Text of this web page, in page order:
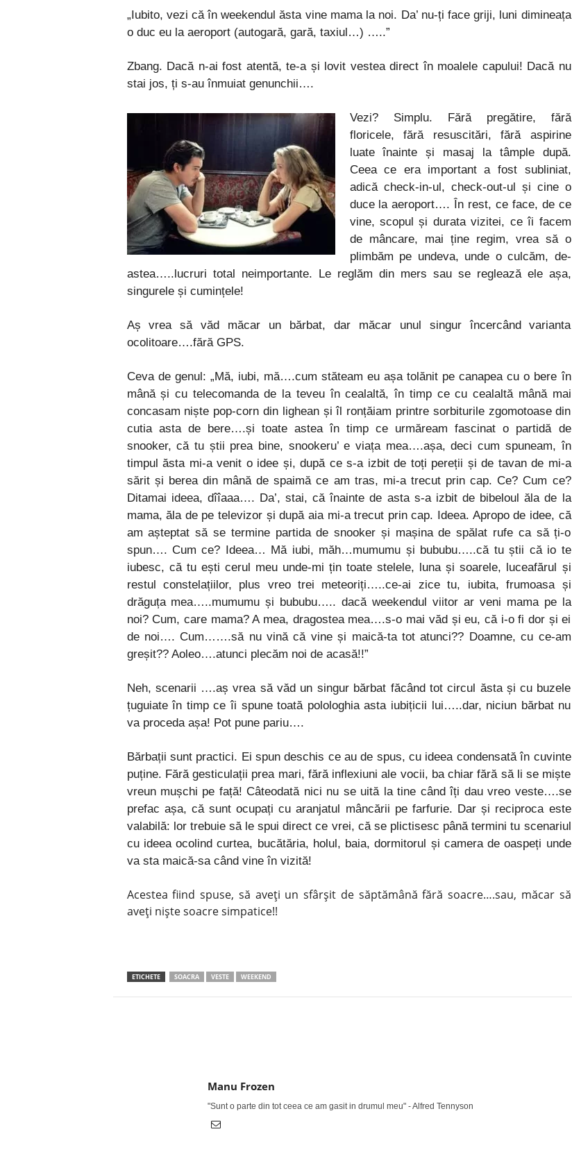
„Iubito, vezi că în weekendul ăsta vine mama la noi. Da’ nu-ți face griji, luni dimineața
o duc eu la aeroport (autogară, gară, taxiul…) …..”
Zbang. Dacă n-ai fost atentă, te-a și lovit vestea direct în moalele capului! Dacă nu
stai jos, ți s-au înmuiat genunchii….
Vezi? Simplu. Fără pregătire, fără
floricele, fără resuscitări, fără aspirine
luate înainte și masaj la tâmple după.
Ceea ce era important a fost subliniat,
adică check-in-ul, check-out-ul și cine o
duce la aeroport…. În rest, ce face, de ce
vine, scopul și durata vizitei, ce îi facem
de mâncare, mai ține regim, vrea să o
plimbăm pe undeva, unde o culcăm, de-
astea…..lucruri total neimportante. Le reglăm din mers sau se reglează ele așa,
singurele și cumințele!
Aș vrea să văd măcar un bărbat, dar măcar unul singur încercând varianta
ocolitoare….fără GPS.
Ceva de genul: „Mă, iubi, mă….cum stăteam eu așa tolănit pe canapea cu o bere în
mână și cu telecomanda de la teveu în cealaltă, în timp ce cu cealaltă mână mai
concasam niște pop-corn din lighean și îl ronțăiam printre sorbiturile zgomotoase din
cutia asta de bere….și toate astea în timp ce urmăream fascinat o partidă de
snooker, că tu știi prea bine, snookeru’ e viața mea….așa, deci cum spuneam, în
timpul ăsta mi-a venit o idee și, după ce s-a izbit de toți pereții și de tavan de mi-a
sărit și berea din mână de spaimă ce am tras, mi-a trecut prin cap. Ce? Cum ce?
Ditamai ideea, dîîaaa…. Da’, stai, că înainte de asta s-a izbit de bibeloul ăla de la
mama, ăla de pe televizor și după aia mi-a trecut prin cap. Ideea. Apropo de idee, că
am așteptat să se termine partida de snooker și mașina de spălat rufe ca să ți-o
spun…. Cum ce? Ideea… Mă iubi, măh…mumumu și bububu…..că tu știi că io te
iubesc, că tu ești cerul meu unde-mi țin toate stelele, luna și soarele, luceafărul și
restul constelațiilor, plus vreo trei meteoriți…..ce-ai zice tu, iubita, frumoasa și
drăguța mea…..mumumu și bububu….. dacă weekendul viitor ar veni mama pe la
noi? Cum, care mama? A mea, dragostea mea….s-o mai văd și eu, că i-o fi dor și ei
de noi…. Cum…….să nu vină că vine și maică-ta tot atunci?? Doamne, cu ce-am
greșit?? Aoleo….atunci plecăm noi de acasă!!”
Neh, scenarii ….aș vrea să văd un singur bărbat făcând tot circul ăsta și cu buzele
țuguiate în timp ce îi spune toată polologhia asta iubițicii lui…..dar, niciun bărbat nu
va proceda așa! Pot pune pariu….
Bărbații sunt practici. Ei spun deschis ce au de spus, cu ideea condensată în cuvinte
puține. Fără gesticulații prea mari, fără inflexiuni ale vocii, ba chiar fără să li se miște
vreun mușchi pe față! Câteodată nici nu se uită la tine când îți dau vreo veste….se
prefac așa, că sunt ocupați cu aranjatul mâncării pe farfurie. Dar și reciproca este
valabilă: lor trebuie să le spui direct ce vrei, că se plictisesc până termini tu scenariul
cu ideea ocolind curtea, bucătăria, holul, baia, dormitorul și camera de oaspeți unde
va sta maică-sa când vine în vizită!
Acestea fiind spuse, să aveți un sfârșit de săptămână fără soacre….sau, măcar să
aveți niște soacre simpatice!!
ETICHETE SOACRA VESTE WEEKEND
Manu Frozen
"Sunt o parte din tot ceea ce am gasit in drumul meu" - Alfred Tennyson